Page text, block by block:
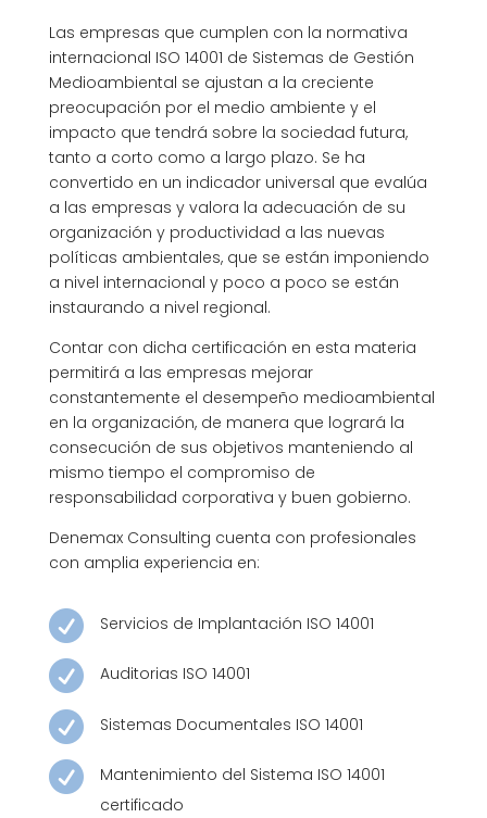
Las empresas que cumplen con la normativa
internacional ISO 14001 de Sistemas de Gestión
Medioambiental se ajustan a la creciente
preocupación por el medio ambiente y el
impacto que tendrá sobre la sociedad futura,
tanto a corto como a largo plazo. Se ha
convertido en un indicador universal que evalúa
a las empresas y valora la adecuación de su
organización y productividad a las nuevas
políticas ambientales, que se están imponiendo
a nivel internacional y poco a poco se están
instaurando a nivel regional.
Contar con dicha certificación en esta materia
permitirá a las empresas mejorar
constantemente el desempeño medioambiental
en la organización, de manera que logrará la
consecución de sus objetivos manteniendo al
mismo tiempo el compromiso de
responsabilidad corporativa y buen gobierno.
Denemax Consulting cuenta con profesionales
con amplia experiencia en:
 Servicios de Implantación ISO 14001
 Auditorias ISO 14001
 Sistemas Documentales ISO 14001

Mantenimiento del Sistema ISO 14001
certificado